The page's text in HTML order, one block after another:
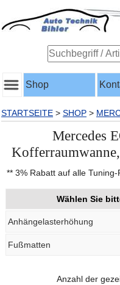
Shop
STARTSEITE > SHOP >
Mercedes
** 3% Rabatt auf alle
Wählen Sie
Anhängelasterhöhung
Fußmatten
Anzahl der